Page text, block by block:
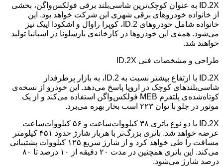
ID.2X به عنوان کوچک‌ترین شاسی‌بلند برقی فولکس‌واگن، بخشی
از خانواده خودروهای برقی شهری این شرکت خواهد بود. این
خانواده شامل خودروهای ID.2، کوپرا راوال و اشکودا اپیک نیز
می‌شود. همه‌ی این خودروها در کارخانه‌ی بارسلونا در اسپانیا تولید
خواهند شد.
طراحی و مشخصات فنی ID.2X
ID.2X با ارتفاع بیشتر نسبت به ID.2، به بازار پرطرفدار
شاسی‌بلندهای کوچک در اروپا پاسخ می‌دهد. این خودرو از نسخه‌ی
کوتاه‌شده‌ی پلتفرم MEB فولکس‌واگن استفاده می‌کند و از یک
موتور در جلو با توان ۲۲۳ اسب بخار بهره می‌برد.
ID.2X با دو نوع باتری ۳۸ کیلووات‌ساعت و ۵۶ کیلووات‌ساعت
عرضه خواهد شد. باتری بزرگ‌تر با هربار شارژ حدود ۴۵۱ کیلومتر
مسافت را طی خواهد کرد و از شارژ سریع ۱۲۵ کیلووات پشتیبانی
می‌کند. این باتری همچنین در مدت ۲۰ دقیقه از ۱۰ درصد تا ۸۰
درصد شارژ می‌شود.